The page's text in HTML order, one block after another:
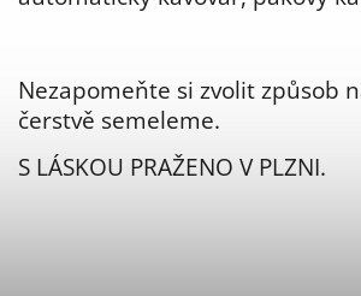
Nezapomeňte si zvolit způsob
čerstvě semeleme.
S LÁSKOU PRAŽENO V PLZNI.